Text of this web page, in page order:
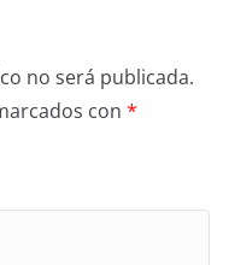
no será publicada.
con *